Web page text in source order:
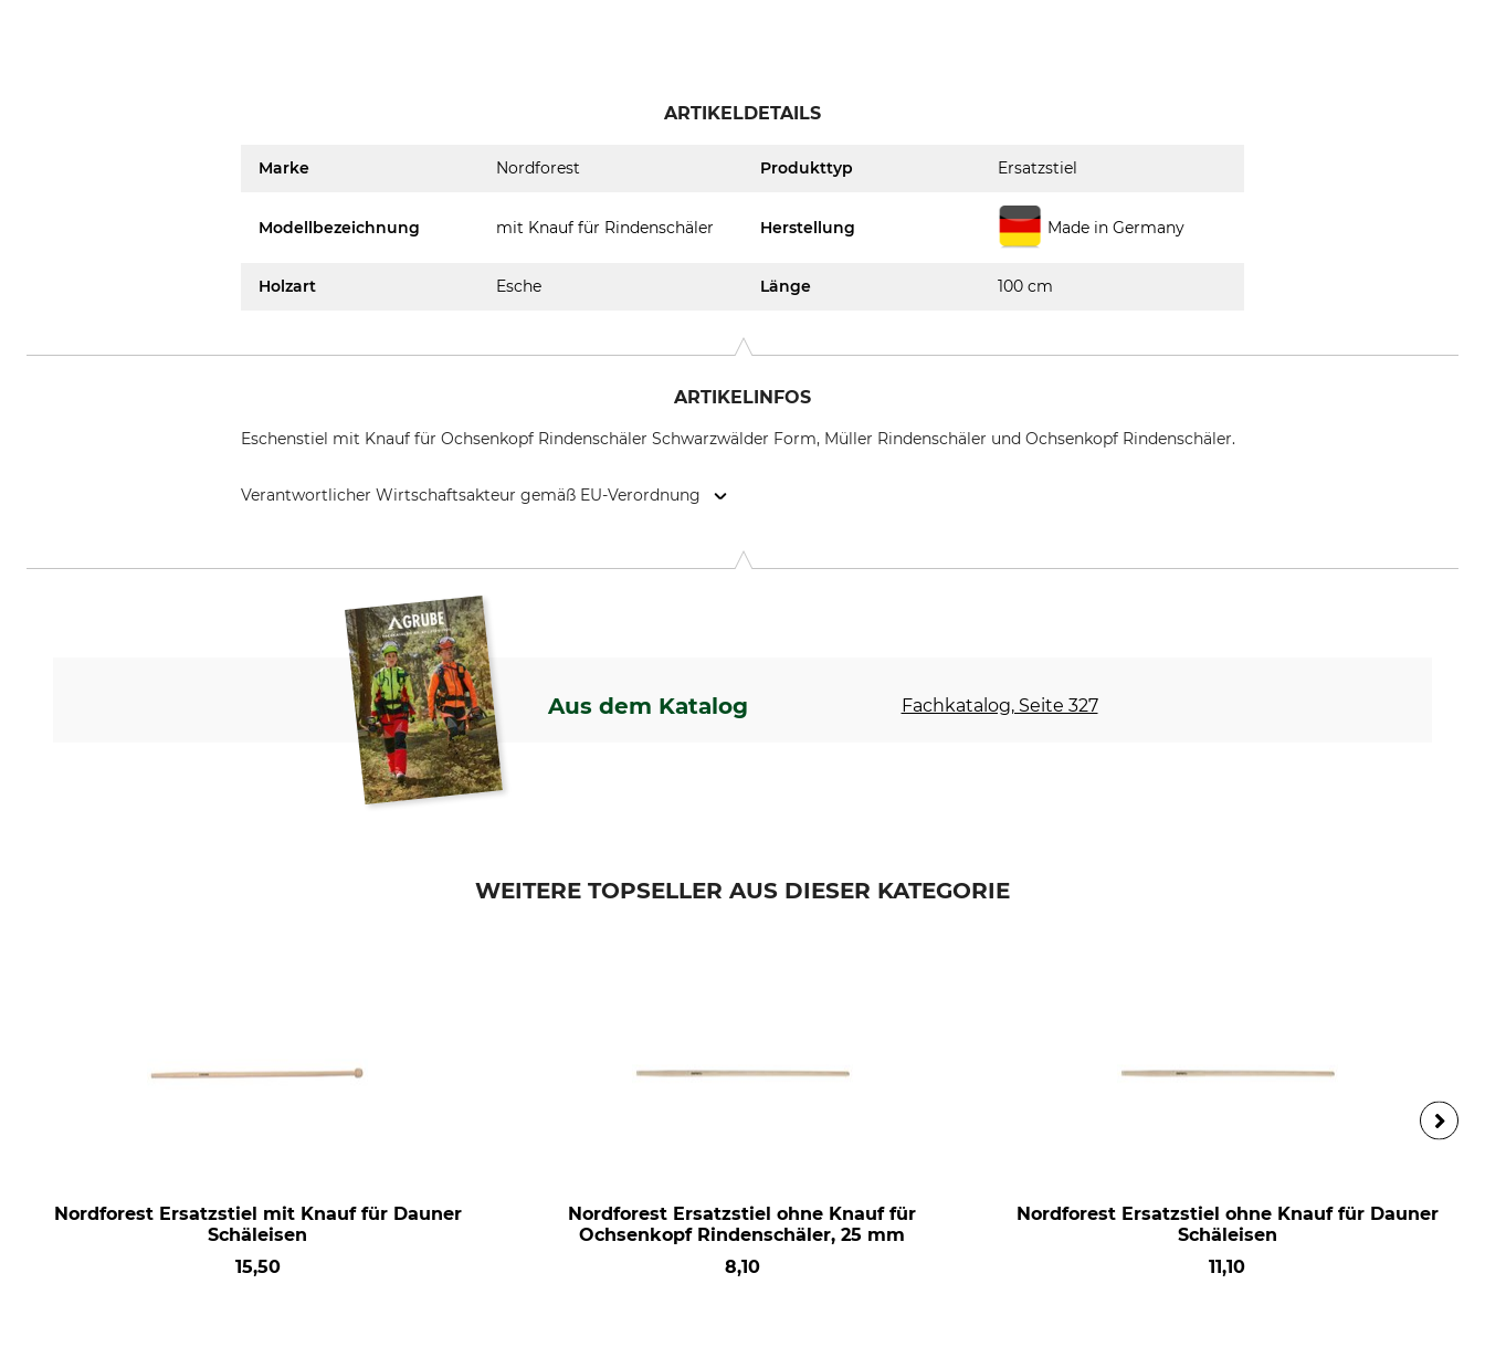
ARTIKELDETAILS
Marke Nordforest Produkttyp Ersatzstiel
Modellbezeichnung mit Knauf für Rindenschäler Herstellung Made in Germany
Holzart Esche Länge 100 cm
ARTIKELINFOS
Eschenstiel mit Knauf für Ochsenkopf Rindenschäler Schwarzwälder Form, Müller Rindenschäler und Ochsenkopf Rindenschäler.
Verantwortlicher Wirtschaftsakteur gemäß EU-Verordnung
Aus dem Katalog Fachkatalog, Seite 327
WEITERE TOPSELLER AUS DIESER KATEGORIE
Nordforest Ersatzstiel mit Knauf für Dauner
Schäleisen
15,50
Nordforest Ersatzstiel ohne Knauf für
Ochsenkopf Rindenschäler, 25 mm
8,10
Nordforest Ersatzstiel ohne Knauf für Dauner
Schäleisen
11,10